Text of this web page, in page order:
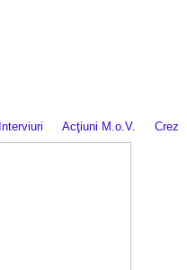
Interviuri Acţiuni M.o.V. Crez